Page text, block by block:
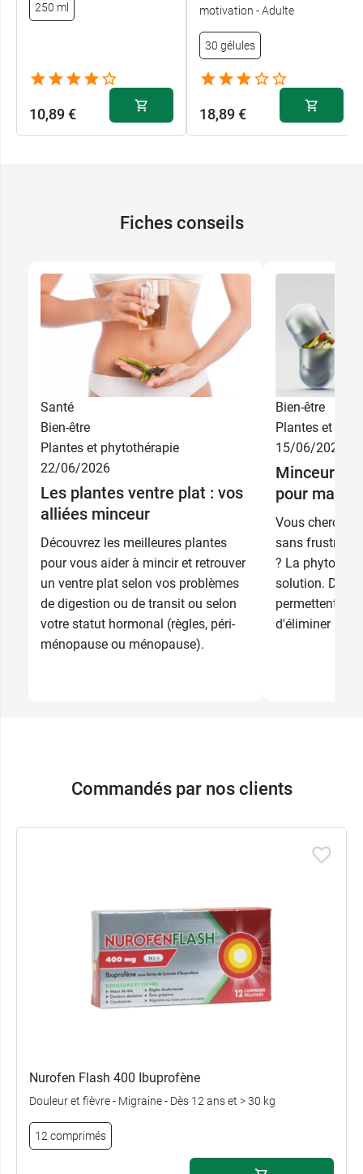
250 ml
10,89 €
motivation - Adulte
30 gélules
18,89 €
Fiches conseils
Santé
Bien-être
Plantes et phytothérapie
22/06/2026
Les plantes ventre plat : vos
alliées minceur
Découvrez les meilleures plantes
pour vous aider à mincir et retrouver
un ventre plat selon vos problèmes
de digestion ou de transit ou selon
votre statut hormonal (règles, péri-
ménopause ou ménopause).
Bien-être
Plantes et
15/06/2026
Minceur :
pour
Vous
sans
? La
solution. De
permettent de
d'éliminer les
Commandés par nos clients
Nurofen Flash 400 Ibuprofène
Douleur et fièvre - Migraine - Dès 12 ans et > 30 kg
12 comprimés